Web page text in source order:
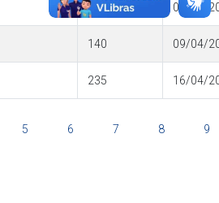
140 09/04/
140 09/04/
235 16/04/
5 6 7 8 9